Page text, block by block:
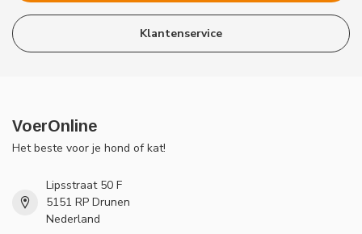
Klantenservice
VoerOnline
Het beste voor je hond of kat!
Lipsstraat 50 F
5151 RP Drunen
Nederland